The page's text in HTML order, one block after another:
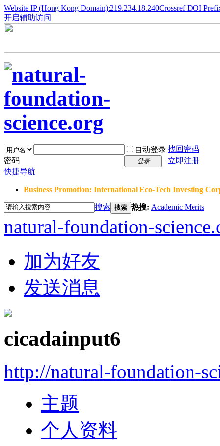
Website IP (Hong Kong Domain):219.234.18.240Crossref DOI
开启辅助访问
自动登录 找回密码
密码
登录
立即注册
快捷导航
Business Promotion: International Eco-Tech Investing
搜索 搜索 热搜: Academic Merits
natural-foundation-
加为好友
发送消息
cicadainput6
http://natural-foundation-
主题
个人资料